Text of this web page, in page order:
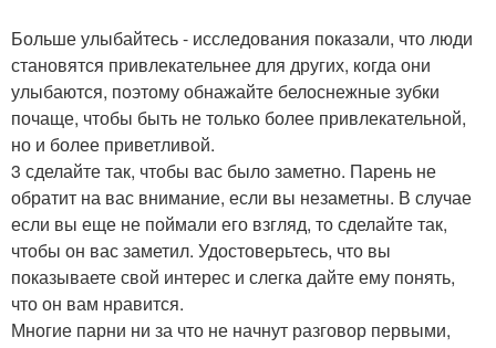
Больше улыбайтесь - исследования показали, что люди
становятся привлекательнее для других, когда они
улыбаются, поэтому обнажайте белоснежные зубки
почаще, чтобы быть не только более привлекательной,
но и более приветливой.
3 сделайте так, чтобы вас было заметно. Парень не
обратит на вас внимание, если вы незаметны. В случае
если вы еще не поймали его взгляд, то сделайте так,
чтобы он вас заметил. Удостоверьтесь, что вы
показываете свой интерес и слегка дайте ему понять,
что он вам нравится.
Многие парни ни за что не начнут разговор первыми,